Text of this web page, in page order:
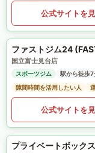
公式サイトを
ファストジム24
国立富士見台店
スポーツジム
駅から徒歩7
隙間時間を活用したい人
公式サイトを